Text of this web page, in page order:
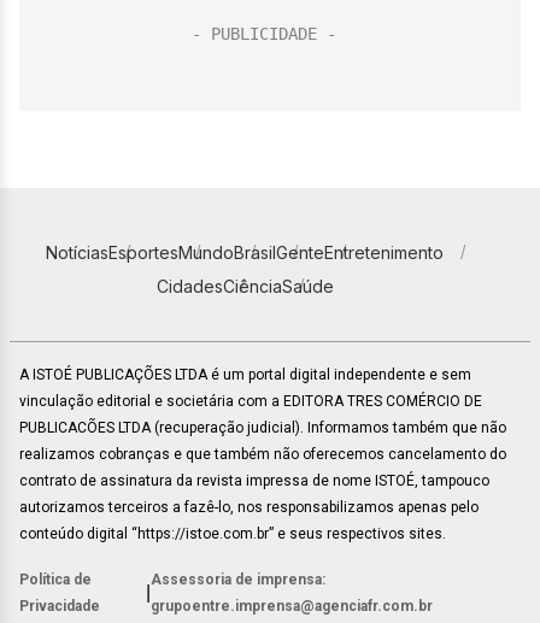
NotíciasEsportesMundoBrasilGenteEntretenimento
CidadesCiênciaSaúde
A ISTOÉ PUBLICAÇÕES LTDA é um portal digital independente e sem
vinculação editorial e societária com a EDITORA TRES COMÉRCIO DE
PUBLICACÕES LTDA (recuperação judicial). Informamos também que não
realizamos cobranças e que também não oferecemos cancelamento do
contrato de assinatura da revista impressa de nome ISTOÉ, tampouco
autorizamos terceiros a fazê-lo, nos responsabilizamos apenas pelo
conteúdo digital “https://istoe.com.br” e seus respectivos sites.
Política de
Privacidade
Assessoria de imprensa:
grupoentre.imprensa@agenciafr.com.br